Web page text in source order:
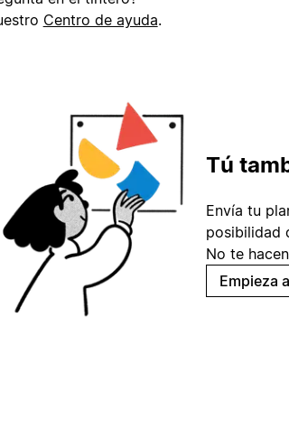
Centro de ayuda.
Tú
Envía tu
posibilidad
No te
Empieza